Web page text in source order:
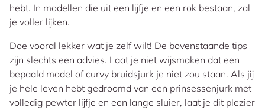
hebt. In modellen die uit een lijfje en een rok bestaan, zal
je voller lijken.
Doe vooral lekker wat je zelf wilt! De bovenstaande tips
zijn slechts een advies. Laat je niet wijsmaken dat een
bepaald model of curvy bruidsjurk je niet zou staan. Als jij
je hele leven hebt gedroomd van een prinsessenjurk met
volledig pewter lijfje en een lange sluier, laat je dit plezier